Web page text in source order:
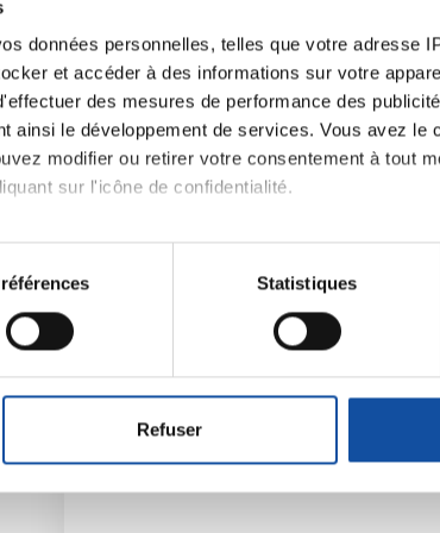
données personnelles, telles que votre adresse
et accéder à des informations sur votre
des mesures de performance des
ainsi le développement de services. Vous avez le
modifier ou retirer votre consentement à tout
sur l'icône de confidentialité.
:
localisation géographique qui peuvent être
données personnelles et définir vos
votre consentement à tout moment à partir de la
Statistiques
Refuser
Faites un don et
contre le cancer
Vos contributions permettent definancer
prévention
accompagner chaque